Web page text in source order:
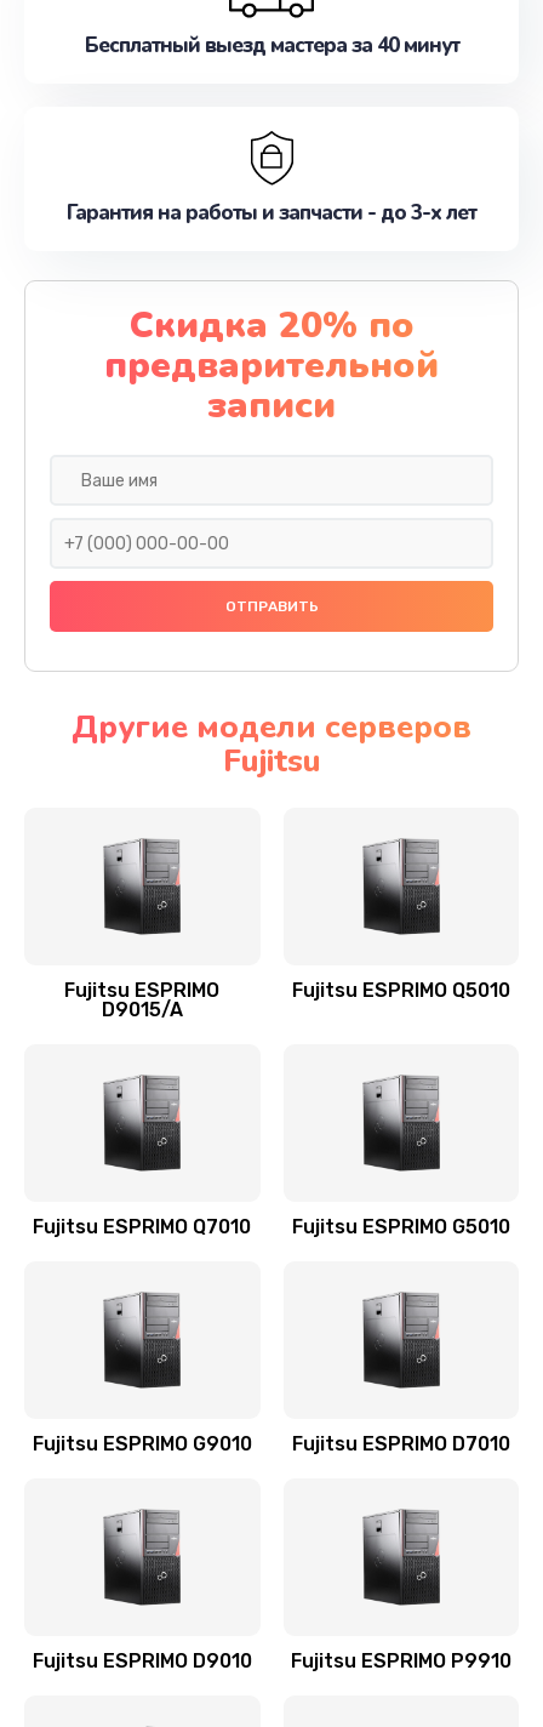
Бесплатный выезд мастера за 40 минут
Гарантия на работы и запчасти - до 3-х лет
Скидка 20% по
предварительной
записи
Другие модели серверов
Fujitsu
Fujitsu ESPRIMO
D9015/A
Fujitsu ESPRIMO Q5010
Fujitsu ESPRIMO Q7010 Fujitsu ESPRIMO G5010
Fujitsu ESPRIMO G9010 Fujitsu ESPRIMO D7010
Fujitsu ESPRIMO D9010 Fujitsu ESPRIMO P9910